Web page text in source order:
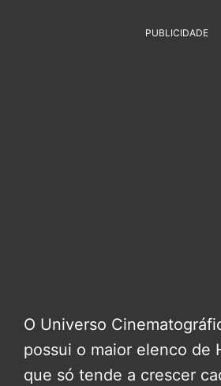
PUBLICIDADE
O Universo
possui o maior elenco de
que só tende a crescer